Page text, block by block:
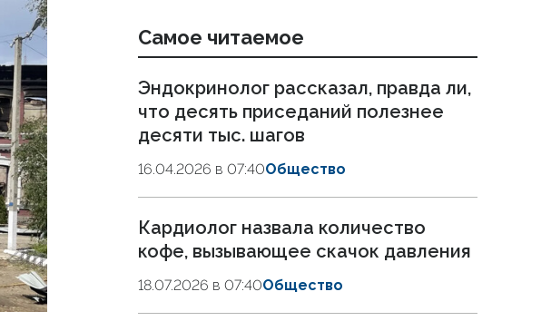
Самое читаемое
Эндокринолог рассказал, правда ли,
что десять приседаний полезнее
десяти тыс. шагов
16.04.2026 в 07:40Общество
Кардиолог назвала количество
кофе, вызывающее скачок давления
18.07.2026 в 07:40Общество